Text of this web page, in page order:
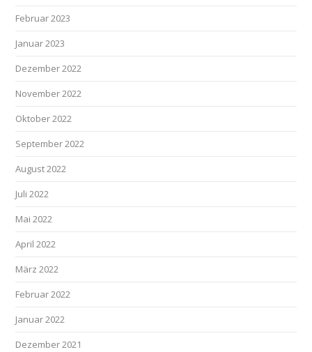
Februar 2023
Januar 2023
Dezember 2022
November 2022
Oktober 2022
September 2022
August 2022
Juli 2022
Mai 2022
April 2022
März 2022
Februar 2022
Januar 2022
Dezember 2021